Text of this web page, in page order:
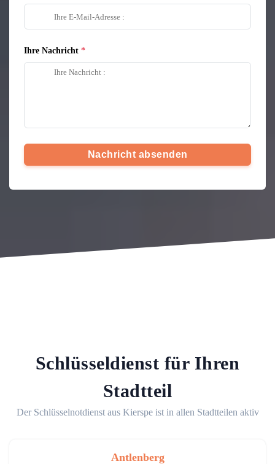
Ihre Nachricht
Nachricht absenden
Schlüsseldienst für Ihren
Stadtteil
Der Schlüsselnotdienst aus Kierspe ist in allen Stadtteilen aktiv
Antlenberg